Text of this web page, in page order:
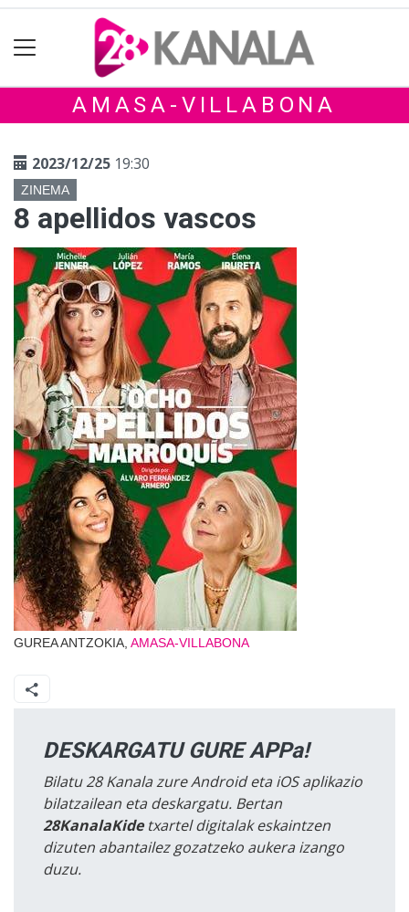
AMASA-VILLABONA
2023/12/25 19:30
ZINEMA
8 apellidos vascos
GUREA ANTZOKIA, AMASA-VILLABONA
DESKARGATU GURE APPa!
Bilatu 28 Kanala zure Android eta iOS aplikazio
bilatzailean eta deskargatu. Bertan
28KanalaKidetxartel digitalak eskaintzen
dizuten abantailez gozatzeko aukera izango
duzu.